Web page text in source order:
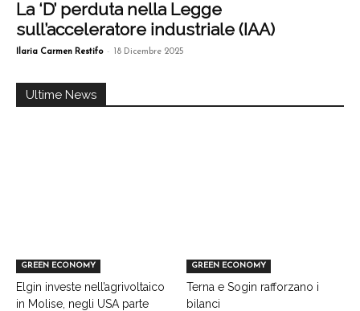
La ‘D’ perduta nella Legge
sull’acceleratore industriale (IAA)
Ilaria Carmen Restifo - 18 Dicembre 2025
Ultime News
GREEN ECONOMY
Elgin investe nell’agrivoltaico
in Molise, negli USA parte
GREEN ECONOMY
Terna e Sogin rafforzano i
bilanci